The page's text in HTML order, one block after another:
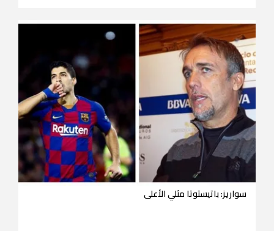
سواريز: باتيستوتا مثلي الأعلى